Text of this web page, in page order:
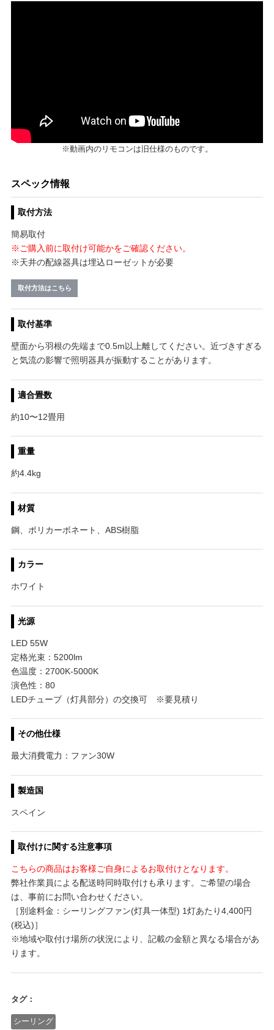
※動画内のリモコンは旧仕様のものです。
スペック情報
取付方法
簡易取付
※ご購入前に取付け可能かをご確認ください。
※天井の配線器具は埋込ローゼットが必要
取付方法はこちら
取付基準
壁面から羽根の先端まで0.5m以上離してください。近づきすぎる
と気流の影響で照明器具が振動することがあります。
適合畳数
約10〜12畳用
重量
約4.4kg
材質
鋼、ポリカーボネート、ABS樹脂
カラー
ホワイト
光源
LED 55W
定格光束：5200lm
色温度：2700K-5000K
演色性：80
LEDチューブ（灯具部分）の交換可 ※要見積り
その他仕様
最大消費電力：ファン30W
製造国
スペイン
取付けに関する注意事項
こちらの商品はお客様ご自身によるお取付けとなります。
弊社作業員による配送時同時取付けも承ります。ご希望の場合
は、事前にお問い合わせください。
［別途料金：シーリングファン(灯具一体型) 1灯あたり4,400円
(税込)］
※地域や取付け場所の状況により、記載の金額と異なる場合があ
ります。
タグ：
シーリング